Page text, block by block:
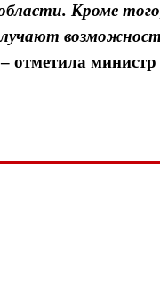
Кроме
– отметила